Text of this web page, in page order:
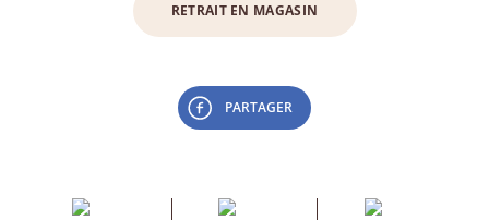
RETRAIT EN MAGASIN
PARTAGER